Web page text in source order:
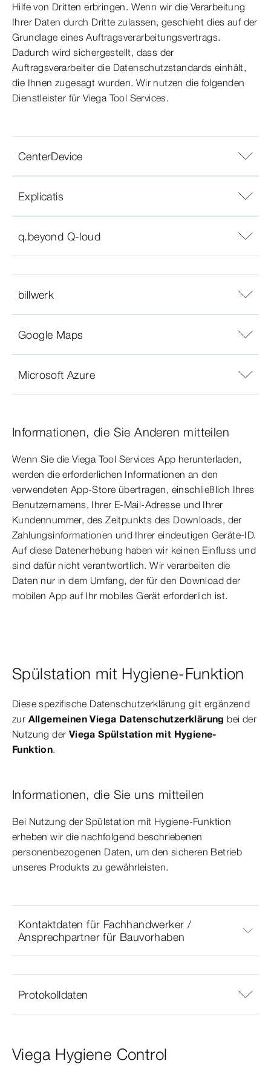
Hilfe von Dritten erbringen. Wenn wir die Verarbeitung
Ihrer Daten durch Dritte zulassen, geschieht dies auf der
Grundlage eines Auftragsverarbeitungsvertrags.
Dadurch wird sichergestellt, dass der
Auftragsverarbeiter die Datenschutzstandards einhält,
die Ihnen zugesagt wurden. Wir nutzen die folgenden
Dienstleister für Viega Tool Services.
CenterDevice
Explicatis
q.beyond Q-loud
billwerk
Google Maps
Microsoft Azure
Informationen, die Sie Anderen mitteilen
Wenn Sie die Viega Tool Services App herunterladen,
werden die erforderlichen Informationen an den
verwendeten App-Store übertragen, einschließlich Ihres
Benutzernamens, Ihrer E-Mail-Adresse und Ihrer
Kundennummer, des Zeitpunkts des Downloads, der
Zahlungsinformationen und Ihrer eindeutigen Geräte-ID.
Auf diese Datenerhebung haben wir keinen Einfluss und
sind dafür nicht verantwortlich. Wir verarbeiten die
Daten nur in dem Umfang, der für den Download der
mobilen App auf Ihr mobiles Gerät erforderlich ist.
Spülstation mit Hygiene-Funktion
Diese spezifische Datenschutzerklärung gilt ergänzend
zur Allgemeinen Viega Datenschutzerklärung bei der
Nutzung der Viega Spülstation mit Hygiene-
Funktion.
Informationen, die Sie uns mitteilen
Bei Nutzung der Spülstation mit Hygiene-Funktion
erheben wir die nachfolgend beschriebenen
personenbezogenen Daten, um den sicheren Betrieb
unseres Produkts zu gewährleisten.
Kontaktdaten für Fachhandwerker /
Ansprechpartner für Bauvorhaben
Protokolldaten
Viega Hygiene Control